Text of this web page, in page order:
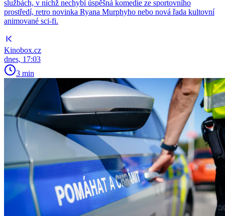
službách, v nichž nechybí úspěšná komedie ze sportovního
prostředí, retro novinka Ryana Murphyho nebo nová řada kultovní
animované sci-fi.
Kinobox.cz
dnes, 17:03
3 min